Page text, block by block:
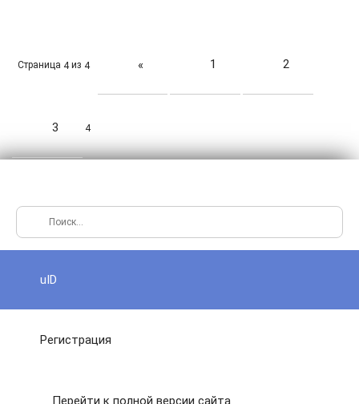
Страница 4из 4 « 1 2
3 4
uID
Регистрация
Перейти к полной версии сайта